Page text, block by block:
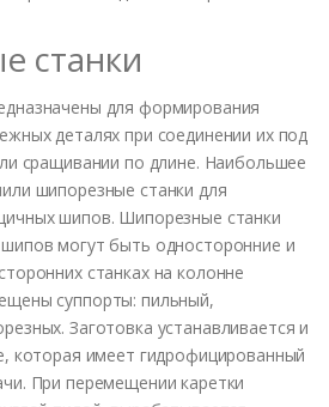
станки
для формирования
деталях при соединении их под
сращивании по длине. Наибольшее
шипорезные станки для
шипов. Шипорезные станки
могут быть односторонние и
станках на колонне
суппорты: пильный,
Заготовка устанавливается и
которая имеет гидрофицированный
При перемещении каретки